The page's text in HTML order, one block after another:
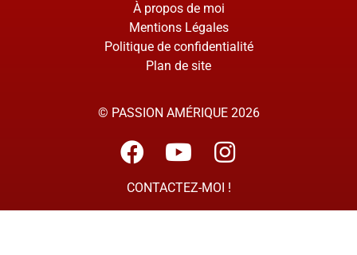
À propos de moi
Mentions Légales
Politique de confidentialité
Plan de site
© PASSION AMÉRIQUE 2026
CONTACTEZ-MOI !